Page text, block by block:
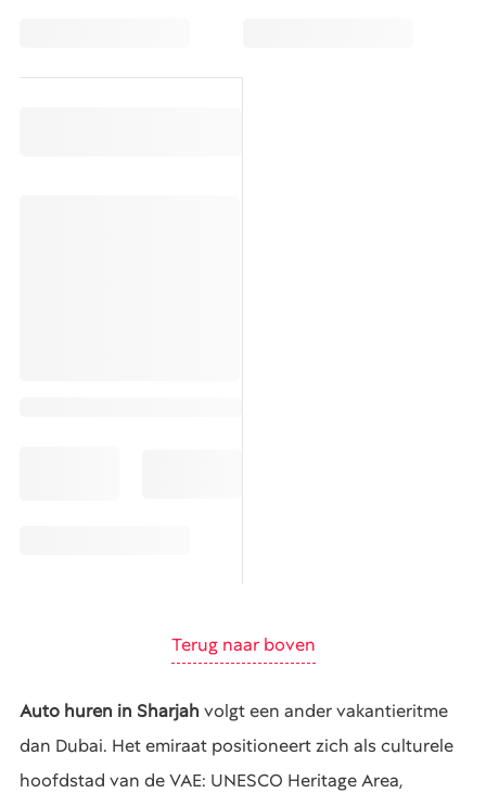
Terug naar boven
Auto huren in Sharjah volgt een ander vakantieritme
dan Dubai. Het emiraat positioneert zich als culturele
hoofdstad van de VAE: UNESCO Heritage Area,